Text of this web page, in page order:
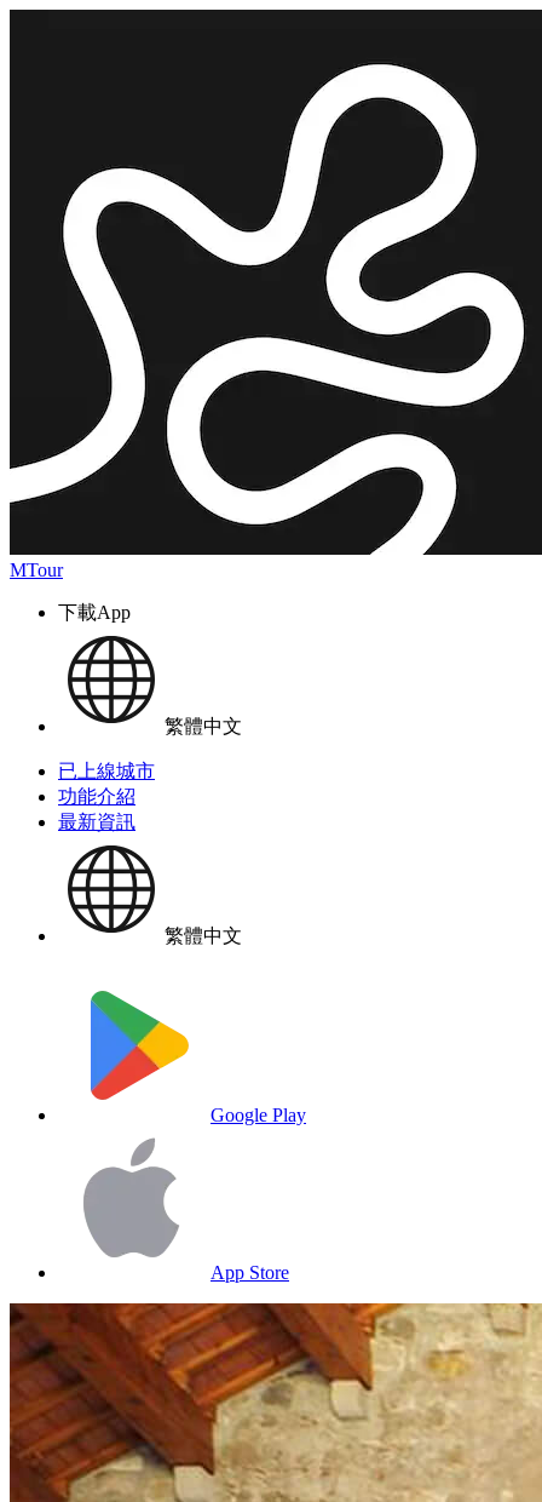
MTour
下載App
繁體中文
已上線城市
功能介紹
最新資訊
繁體中文
Google Play
App Store